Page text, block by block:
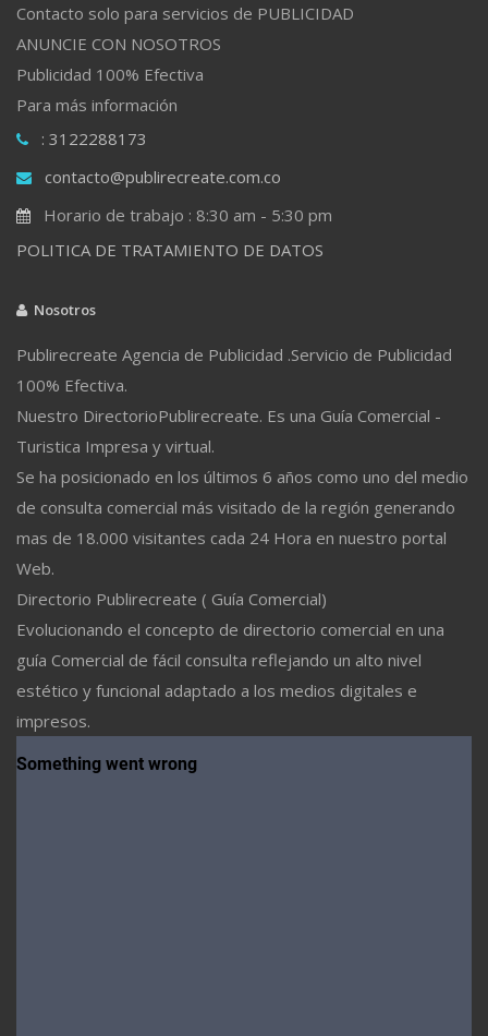
Contacto solo para servicios de PUBLICIDAD
ANUNCIE CON NOSOTROS
Publicidad 100% Efectiva
Para más información
: 3122288173
contacto@publirecreate.com.co
Horario de trabajo : 8:30 am - 5:30 pm
POLITICA DE TRATAMIENTO DE DATOS
Nosotros
Publirecreate Agencia de Publicidad .Servicio de Publicidad
100% Efectiva.
Nuestro DirectorioPublirecreate. Es una Guía Comercial -
Turistica Impresa y virtual.
Se ha posicionado en los últimos 6 años como uno del medio
de consulta comercial más visitado de la región generando
mas de 18.000 visitantes cada 24 Hora en nuestro portal
Web.
Directorio Publirecreate ( Guía Comercial)
Evolucionando el concepto de directorio comercial en una
guía Comercial de fácil consulta reflejando un alto nivel
estético y funcional adaptado a los medios digitales e
impresos.